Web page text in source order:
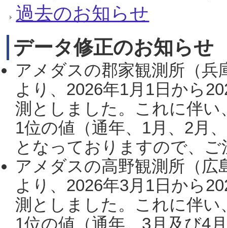
過去のお知らせ
データ修正のお知らせ
アメダスの郡家観測所（
より、2026年1月1日から
測としました。これに伴い
1位の値（通年、1月、2月
となっておりますので、
アメダスの高野観測所（
より、2026年3月1日から
測としました。これに伴い
1位の値（通年、3月及び4